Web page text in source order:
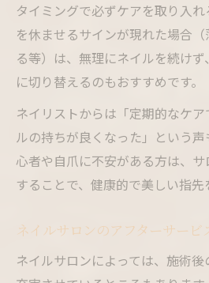
タイミングで必ずケアを取り入
を休ませるサインが現れた場合
る等）は、無理にネイルを続け
に切り替えるのもおすすめです。
ネイリストからは「定期的なケ
ルの持ちが良くなった」という
心者や自爪に不安がある方は、
することで、健康的で美しい指先
ネイルサロンのアフターサービ
ネイルサロンによっては、施術